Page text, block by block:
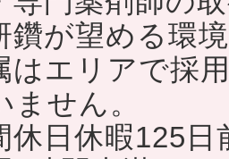
鑽が望める環
はエリアで採
ません。
休日休暇125